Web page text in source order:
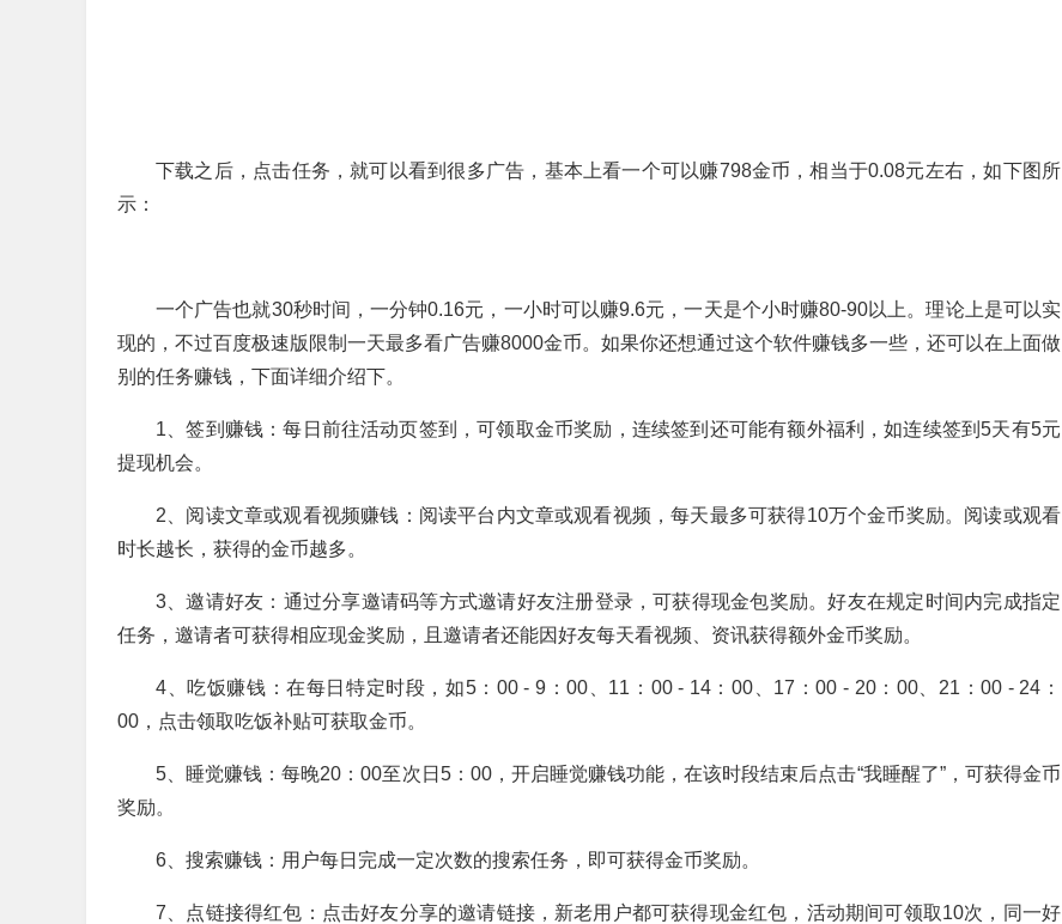
下载之后，点击任务，就可以看到很多广告，基本上看一个可以赚798金币，相当于0.08元左右，如下图所
示：
一个广告也就30秒时间，一分钟0.16元，一小时可以赚9.6元，一天是个小时赚80-90以上。理论上是可以实
现的，不过百度极速版限制一天最多看广告赚8000金币。如果你还想通过这个软件赚钱多一些，还可以在上面做
别的任务赚钱，下面详细介绍下。
1、签到赚钱：每日前往活动页签到，可领取金币奖励，连续签到还可能有额外福利，如连续签到5天有5元
提现机会。
2、阅读文章或观看视频赚钱：阅读平台内文章或观看视频，每天最多可获得10万个金币奖励。阅读或观看
时长越长，获得的金币越多。
3、邀请好友：通过分享邀请码等方式邀请好友注册登录，可获得现金包奖励。好友在规定时间内完成指定
任务，邀请者可获得相应现金奖励，且邀请者还能因好友每天看视频、资讯获得额外金币奖励。
4、吃饭赚钱：在每日特定时段，如5：00 - 9：00、11：00 - 14：00、17：00 - 20：00、21：00 - 24：
00，点击领取吃饭补贴可获取金币。
5、睡觉赚钱：每晚20：00至次日5：00，开启睡觉赚钱功能，在该时段结束后点击“我睡醒了”，可获得金币
奖励。
6、搜索赚钱：用户每日完成一定次数的搜索任务，即可获得金币奖励。
7、点链接得红包：点击好友分享的邀请链接，新老用户都可获得现金红包，活动期间可领取10次，同一好